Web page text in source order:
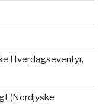
Hverdagseventyr,
(Nordjyske